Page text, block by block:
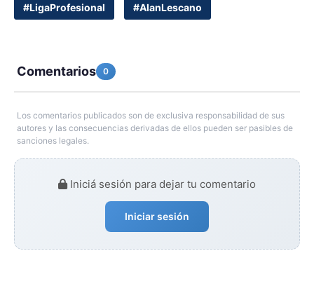
#LigaProfesional #AlanLescano
Comentarios 0
Los comentarios publicados son de exclusiva responsabilidad de sus
autores y las consecuencias derivadas de ellos pueden ser pasibles de
sanciones legales.
Iniciá sesión para dejar tu comentario
Iniciar sesión